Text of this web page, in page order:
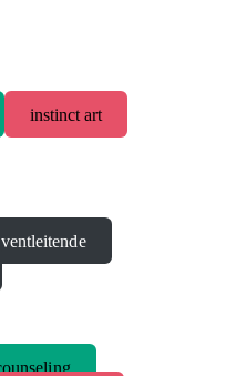
instinct art